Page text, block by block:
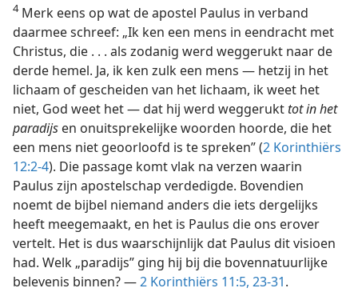
4Merk eens op wat de apostel Paulus in verband
daarmee schreef: „Ik ken een mens in eendracht met
Christus, die . . . als zodanig werd weggerukt naar de
derde hemel. Ja, ik ken zulk een mens — hetzij in het
lichaam of gescheiden van het lichaam, ik weet het
niet, God weet het — dat hij werd weggerukt tot in het
paradijs en onuitsprekelijke woorden hoorde, die het
een mens niet geoorloofd is te spreken” (2 Korinthiërs
12:2-4). Die passage komt vlak na verzen waarin
Paulus zijn apostelschap verdedigde. Bovendien
noemt de bijbel niemand anders die iets dergelijks
heeft meegemaakt, en het is Paulus die ons erover
vertelt. Het is dus waarschijnlijk dat Paulus dit visioen
had. Welk „paradijs” ging hij bij die bovennatuurlijke
belevenis binnen? —2 Korinthiërs 11:5, 23-31.